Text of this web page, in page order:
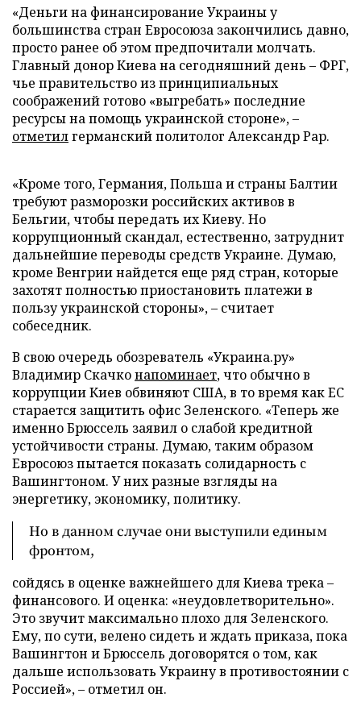
«Деньги на финансирование Украины у
большинства стран Евросоюза закончились давно,
просто ранее об этом предпочитали молчать.
Главный донор Киева на сегодняшний день – ФРГ,
чье правительство из принципиальных
соображений готово «выгребать» последние
ресурсы на помощь украинской стороне», –
отметилгерманский политолог Александр Рар.
«Кроме того, Германия, Польша и страны Балтии
требуют разморозки российских активов в
Бельгии, чтобы передать их Киеву. Но
коррупционный скандал, естественно, затруднит
дальнейшие переводы средств Украине. Думаю,
кроме Венгрии найдется еще ряд стран, которые
захотят полностью приостановить платежи в
пользу украинской стороны», – считает
собеседник.
В свою очередь обозреватель «Украина.ру»
Владимир Скачконапоминает, что обычно в
коррупции Киев обвиняют США, в то время как ЕС
старается защитить офис Зеленского. «Теперь же
именно Брюссель заявил о слабой кредитной
устойчивости страны. Думаю, таким образом
Евросоюз пытается показать солидарность с
Вашингтоном. У них разные взгляды на
энергетику, экономику, политику.
Но в данном случае они выступили единым
фронтом,
сойдясь в оценке важнейшего для Киева трека –
финансового. И оценка: «неудовлетворительно».
Это звучит максимально плохо для Зеленского.
Ему, по сути, велено сидеть и ждать приказа, пока
Вашингтон и Брюссель договорятся о том, как
дальше использовать Украину в противостоянии с
Россией», – отметил он.